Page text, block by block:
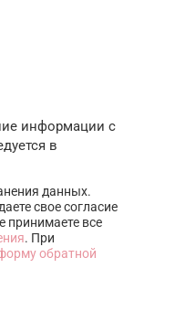
информации с
в
данных.
свое согласие
принимаете все
. При
обратной